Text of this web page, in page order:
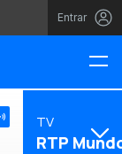
Entrar
TV
RTP